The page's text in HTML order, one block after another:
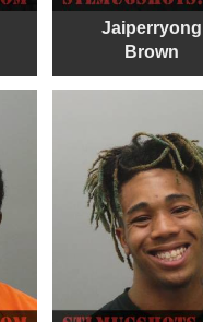
Jaiperryong
Brown